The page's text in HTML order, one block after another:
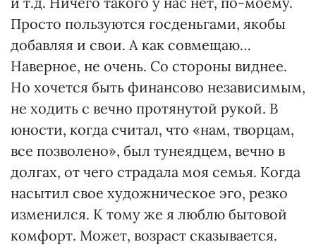
Просто пользуются госденьгами, якобы
добавляя и свои. А как совмещаю…
Наверное, не очень. Со стороны виднее.
Но хочется быть финансово независимым,
не ходить с вечно протянутой рукой. В
юности, когда считал, что «нам, творцам,
все позволено», был тунеядцем, вечно в
долгах, от чего страдала моя семья. Когда
насытил свое художническое эго, резко
изменился. К тому же я люблю бытовой
комфорт. Может, возраст сказывается.